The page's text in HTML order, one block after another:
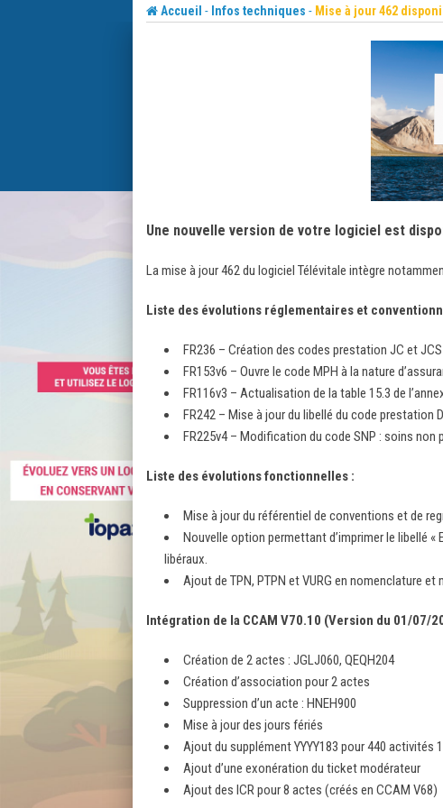
Accueil - Infos techniques - Mise à jour 462
Une nouvelle version de votre logiciel est
La mise à jour 462 du logiciel Télévitale intègre
Liste des évolutions réglementaires et
FR236 – Création des codes prestation JC et
FR153v6 – Ouvre le code MPH à la nature
FR116v3 – Actualisation de la table 15.3 de
FR242 – Mise à jour du libellé du code prestation
FR225v4 – Modification du code SNP : soins non
Liste des évolutions fonctionnelles :
Mise à jour du référentiel de conventions et de
Nouvelle option permettant d’imprimer le libellé
libéraux.
Ajout de TPN, PTPN et VURG en nomenclature
Intégration de la CCAM V70.10 (Version du 01/07/
Création de 2 actes : JGLJ060, QEQH204
Création d’association pour 2 actes
Suppression d’un acte : HNEH900
Mise à jour des jours fériés
Ajout du supplément YYYY183 pour 440 activités 1
Ajout d’une exonération du ticket modérateur
Ajout des ICR pour 8 actes (créés en CCAM V68)